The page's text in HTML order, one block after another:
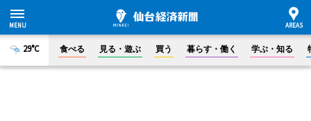
29°C 食べる 見る・遊ぶ 買う 暮らす・働く 学ぶ・知る